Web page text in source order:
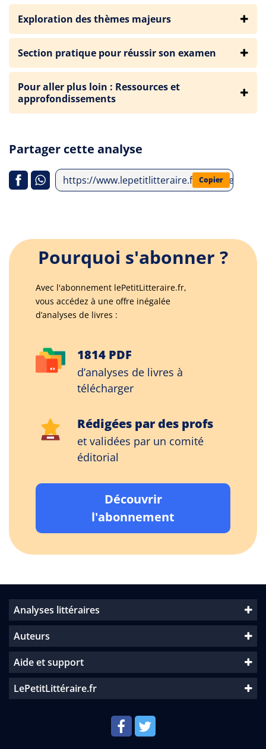
Exploration des thèmes majeurs
Section pratique pour réussir son examen
Pour aller plus loin : Ressources et
approfondissements
Partager cette analyse
https://www.lepetitlitteraire.fr/analyses-
Copier
Pourquoi s'abonner ?
Avec l'abonnement lePetitLitteraire.fr,
vous accédez à une offre inégalée
d’analyses de livres :
1814 PDF
d’analyses de livres à
télécharger
Rédigées par des profs
et validées par un comité
éditorial
Découvrir
l'abonnement
Analyses littéraires
Auteurs
Aide et support
LePetitLittéraire.fr